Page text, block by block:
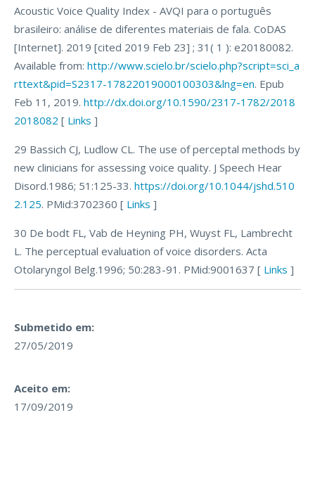
Acoustic Voice Quality Index - AVQI para o português
brasileiro: análise de diferentes materiais de fala. CoDAS
[Internet]. 2019 [cited 2019 Feb 23] ; 31( 1 ): e20180082.
Available from: http://www.scielo.br/scielo.php?script=sci_a
rttext&pid=S2317-17822019000100303&lng=en. Epub
Feb 11, 2019. http://dx.doi.org/10.1590/2317-1782/2018
2018082 [ Links ]
29 Bassich CJ, Ludlow CL. The use of perceptal methods by
new clinicians for assessing voice quality. J Speech Hear
Disord.1986; 51:125-33. https://doi.org/10.1044/jshd.510
2.125. PMid:3702360 [ Links ]
30 De bodt FL, Vab de Heyning PH, Wuyst FL, Lambrecht
L. The perceptual evaluation of voice disorders. Acta
Otolaryngol Belg.1996; 50:283-91. PMid:9001637 [ Links ]
Submetido em:
27/05/2019
Aceito em:
17/09/2019